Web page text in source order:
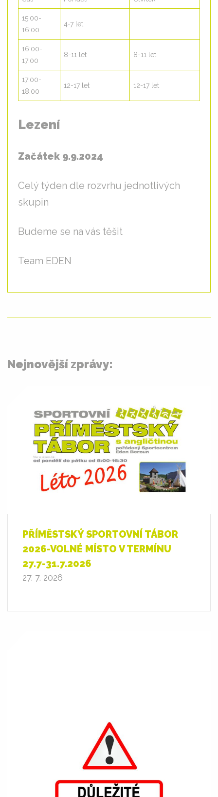
15:00-
16:00
4-7 let
16:00-
17:00
8-11 let 8-11 let
17:00-
18:00
12-17 let 12-17 let
Lezení
Začátek 9.9.2024
Celý týden dle rozvrhu jednotlivých
skupin
Budeme se na vás těšit
Team EDEN
Nejnovější zprávy:
PŘÍMĚSTSKÝ SPORTOVNÍ TÁBOR
2026-VOLNÉ MÍSTO V TERMÍNU
27.7-31.7.2026
27. 7. 2026